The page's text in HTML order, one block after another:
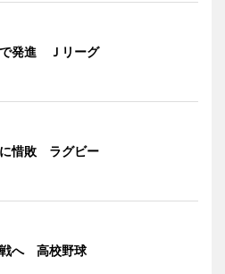
発進 Ｊリーグ
に惜敗 ラグビー
へ 高校野球